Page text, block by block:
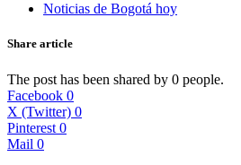
Noticias de Bogotá hoy
Share article
The post has been shared by 0 people.
Facebook 0
X (Twitter) 0
Pinterest 0
Mail 0